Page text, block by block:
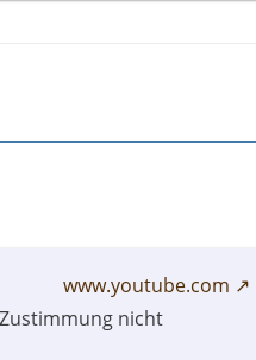
www.youtube.com
nicht